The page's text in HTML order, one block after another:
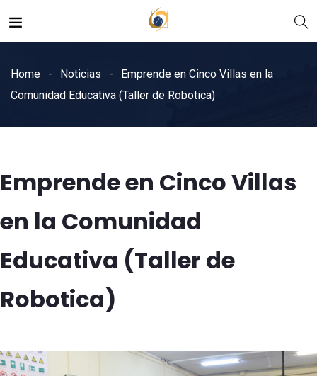
Home Noticias
Emprende en Cinco Villas en la
Comunidad Educativa (Taller de Robotica)
Emprende en Cinco Villas
en la Comunidad
Educativa (Taller de
Robotica)